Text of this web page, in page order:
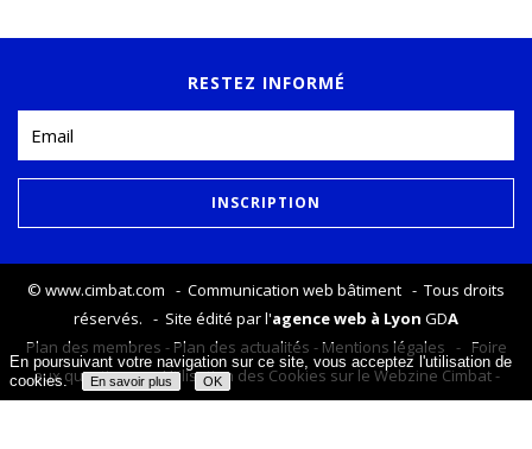
RESTEZ INFORMÉ
© www.cimbat.com - Communication web bâtiment - Tous droits
réservés. - Site édité par l'agence web à Lyon GDA
Plan des membres -Plan des actualités -Mentions légales - Foire
aux questions-Utilisation des Cookies sur le Webzine Cimbat-
En poursuivant votre navigation sur ce site, vous acceptez l'utilisation de
cookies.
En savoir plus OK